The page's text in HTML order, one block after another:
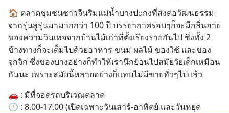
🏠 ตลาดชุมชนชาวจีนริมแม่น้ำบางปะกงที่ส่งต่อวัฒนธรรม
จากรุ่นสู่รุ่นมามากกว่า 100 ปี บรรยากาศรอบๆก็จะมีกลิ่นอาย
ของความวินเทจจากบ้านไม้เก่าที่ตั้งเรียงรายกันไป ซึ่งทั้ง 2
ข้างทางก็จะเต็มไปด้วยอาหาร ขนม ผลไม้ ของใช้ และของ
จุกจิก ซึ่งของบางอย่างก็ทำให้เรานึกย้อนไปสมัยวัยเด็กเหมือน
กันนะ เพราะสมัยนี้หลายอย่างก็แทบไม่มีขายทั่วๆไปแล้ว
🚗 : มีที่จอดรถบริเวณตลาด
🕒 : 8.00-17.00 (เปิดเฉพาะวันเสาร์-อาทิตย์ และวันหยุด